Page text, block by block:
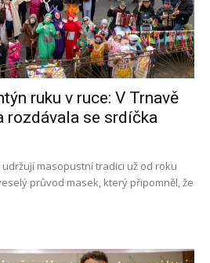
ruku v ruce: V Trnavě
rozdávala se srdíčka
masopustní tradici už od roku
průvod masek, který připomněl, že